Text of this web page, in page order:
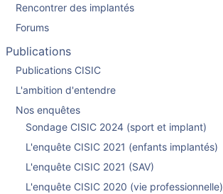
Rencontrer des implantés
Forums
Publications
Publications CISIC
L'ambition d'entendre
Nos enquêtes
Sondage CISIC 2024 (sport et implant)
L'enquête CISIC 2021 (enfants implantés)
L'enquête CISIC 2021 (SAV)
L'enquête CISIC 2020 (vie professionnelle)